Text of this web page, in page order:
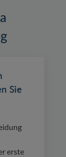
Sie
erste